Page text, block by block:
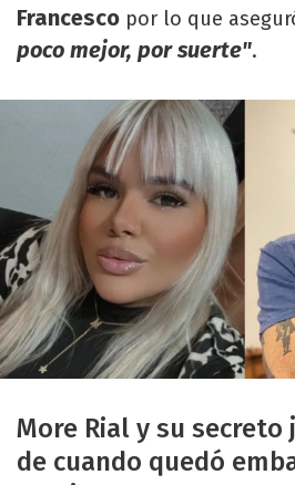
Francesco por lo que
poco mejor, por suerte".
More Rial y su secreto
de cuando quedó